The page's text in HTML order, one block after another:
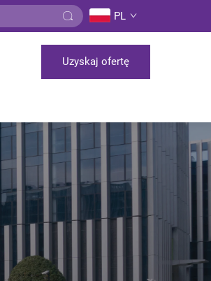
PL
Uzyskaj ofertę